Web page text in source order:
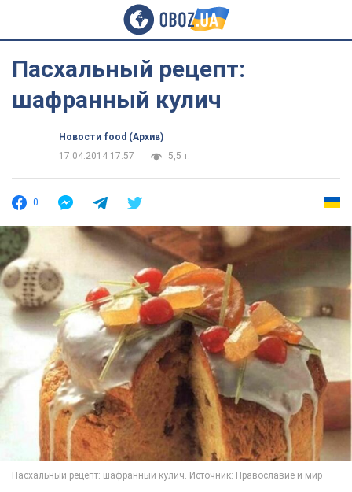
Пасхальный рецепт:
шафранный кулич
Новости food (Архив)
17.04.2014 17:57
5,5 т.
0